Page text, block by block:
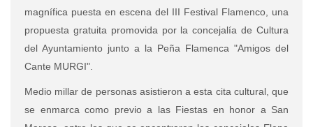
magnífica puesta en escena del III Festival Flamenco, una
propuesta gratuita promovida por la concejalía de Cultura
del Ayuntamiento junto a la Peña Flamenca "Amigos del
Cante MURGI".
Medio millar de personas asistieron a esta cita cultural, que
se enmarca como previo a las Fiestas en honor a San